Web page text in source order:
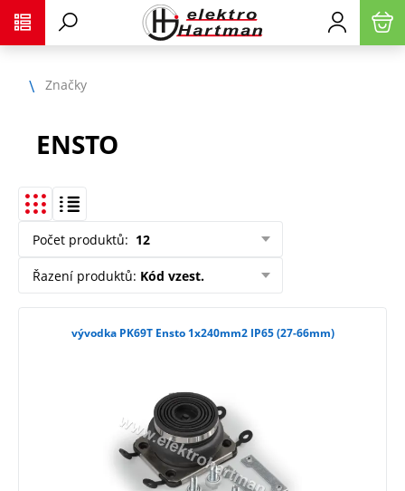
Značky
ENSTO
Počet produktů: 12
Řazení produktů: Kód vzest.
vývodka PK69T Ensto 1x240mm2 IP65 (27-66mm)